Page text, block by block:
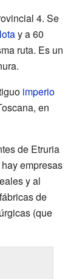
4. Se
y a 60
ruta. Es un
imperio
en
de Etruria
empresas
y al
de
(que